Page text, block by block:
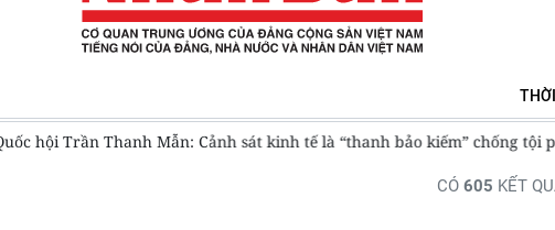
Mẫn: Cảnh sát kinh tế là “thanh bảo kiếm” chống tội phạm của
CÓ 605 KẾT